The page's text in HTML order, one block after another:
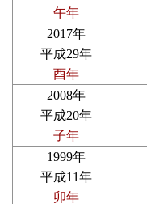
午年
2017年
平成29年
酉年
2008年
平成20年
子年
1999年
平成11年
卯年